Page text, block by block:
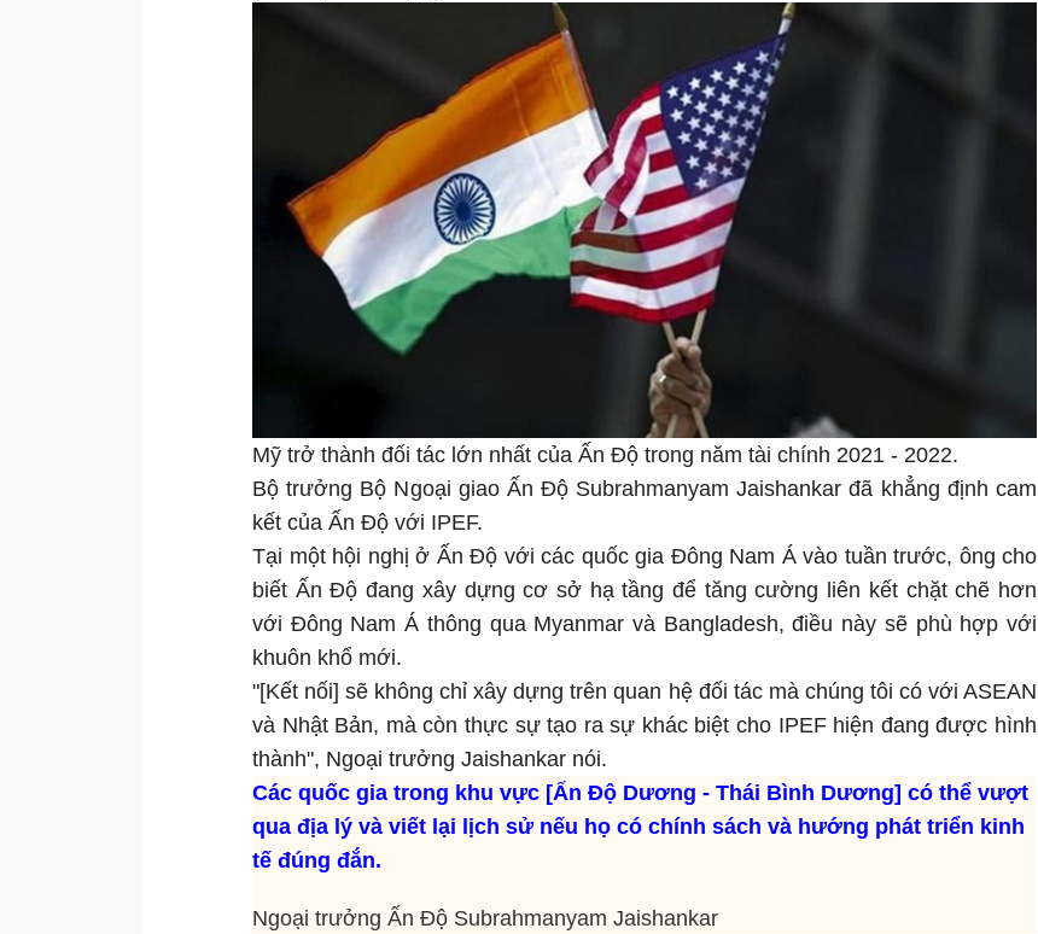
Mỹ trở thành đối tác lớn nhất của Ấn Độ trong năm tài chính 2021 - 2022.
Bộ trưởng Bộ Ngoại giao Ấn Độ Subrahmanyam Jaishankar đã khẳng định cam
kết của Ấn Độ với IPEF.
Tại một hội nghị ở Ấn Độ với các quốc gia Đông Nam Á vào tuần trước, ông cho
biết Ấn Độ đang xây dựng cơ sở hạ tầng để tăng cường liên kết chặt chẽ hơn
với Đông Nam Á thông qua Myanmar và Bangladesh, điều này sẽ phù hợp với
khuôn khổ mới.
"[Kết nối] sẽ không chỉ xây dựng trên quan hệ đối tác mà chúng tôi có với ASEAN
và Nhật Bản, mà còn thực sự tạo ra sự khác biệt cho IPEF hiện đang được hình
thành", Ngoại trưởng Jaishankar nói.
Các quốc gia trong khu vực [Ấn Độ Dương - Thái Bình Dương] có thể vượt
qua địa lý và viết lại lịch sử nếu họ có chính sách và hướng phát triển kinh
tế đúng đắn.
Ngoại trưởng Ấn Độ Subrahmanyam Jaishankar